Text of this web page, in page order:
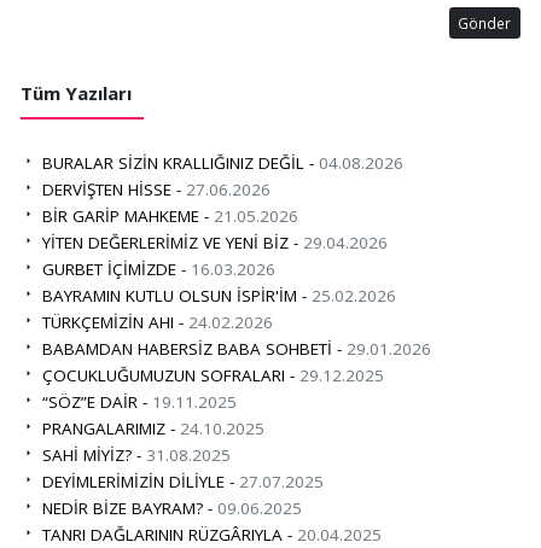
Gönder
Tüm Yazıları
BURALAR SİZİN KRALLIĞINIZ DEĞİL - 04.08.2026
DERVİŞTEN HİSSE - 27.06.2026
BİR GARİP MAHKEME - 21.05.2026
YİTEN DEĞERLERİMİZ VE YENİ BİZ - 29.04.2026
GURBET İÇİMİZDE - 16.03.2026
BAYRAMIN KUTLU OLSUN İSPİR'İM - 25.02.2026
TÜRKÇEMİZİN AHI - 24.02.2026
BABAMDAN HABERSİZ BABA SOHBETİ - 29.01.2026
ÇOCUKLUĞUMUZUN SOFRALARI - 29.12.2025
“SÖZ”E DAİR - 19.11.2025
PRANGALARIMIZ - 24.10.2025
SAHİ MİYİZ? - 31.08.2025
DEYİMLERİMİZİN DİLİYLE - 27.07.2025
NEDİR BİZE BAYRAM? - 09.06.2025
TANRI DAĞLARININ RÜZGÂRIYLA - 20.04.2025